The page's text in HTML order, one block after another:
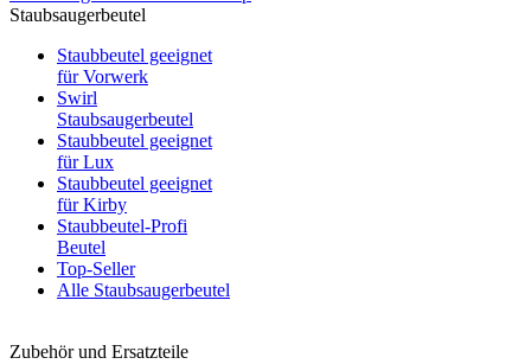
Staubsaugerbeutel
Staubbeutel geeignet
für Vorwerk
Swirl
Staubsaugerbeutel
Staubbeutel geeignet
für Lux
Staubbeutel geeignet
für Kirby
Staubbeutel-Profi
Beutel
Top-Seller
Alle Staubsaugerbeutel
Zubehör und Ersatzteile